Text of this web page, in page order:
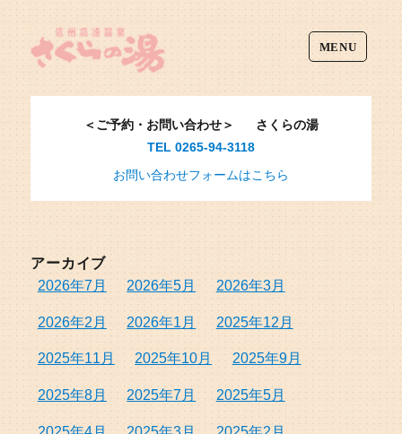
MENU
＜ご予約・お問い合わせ＞
さくらの湯
TEL 0265-94-3118
お問い合わせフォームはこちら
アーカイブ
2026年7月 2026年5月 2026年3月
2026年2月 2026年1月 2025年12月
2025年11月 2025年10月 2025年9月
2025年8月 2025年7月 2025年5月